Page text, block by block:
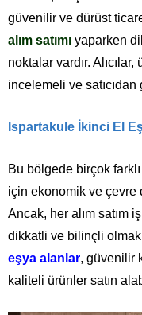
güvenilir ve dürüst
alım satımı yaparken
noktalar vardır.
incelemeli ve
Ispartakule İkinci El
Bu bölgede birçok
için ekonomik ve çevre
Ancak, her alım satım
dikkatli ve bilinçli
eşya alanlar, güvenilir
kaliteli ürünler satın